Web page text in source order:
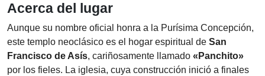
Acerca del lugar
Aunque su nombre oficial honra a la Purísima Concepción,
este templo neoclásico es el hogar espiritual de San
Francisco de Asís, cariñosamente llamado «Panchito»
por los fieles. La iglesia, cuya construcción inició a finales